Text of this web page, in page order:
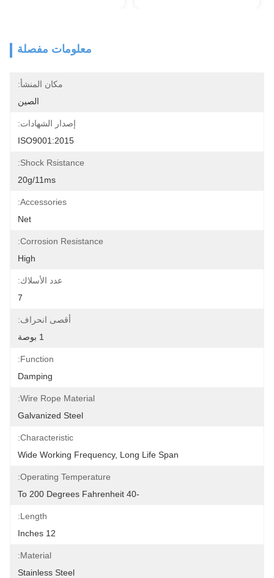
معلومات مفصلة
مكان المنشأ:
الصين
إصدار الشهادات:
ISO9001:2015
Shock Rsistance:
20g/11ms
Accessories:
Net
Corrosion Resistance:
High
عدد الأسلاك:
أقصى انحراف:
Function:
Damping
Wire Rope Material:
Galvanized Steel
Characteristic:
Wide Working Frequency, Long Life Span
Operating Temperature:
Length:
12 Inches
Material:
Stainless Steel